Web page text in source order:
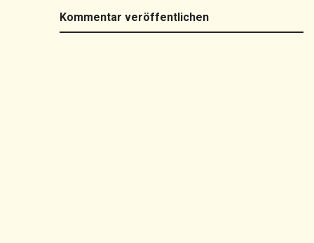
Kommentar veröffentlichen